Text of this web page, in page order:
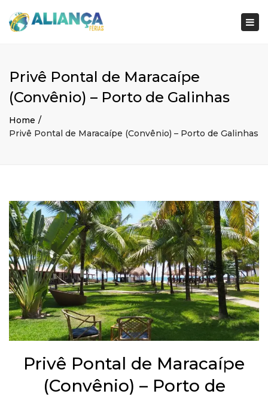
Privê Pontal de Maracaípe
(Convênio) – Porto de Galinhas
Home
Privê Pontal de Maracaípe (Convênio) – Porto de Galinhas
Privê Pontal de Maracaípe
(Convênio) – Porto de